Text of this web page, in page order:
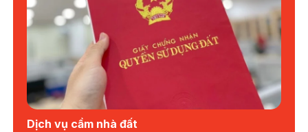
Dịch vụ cầm nhà đất